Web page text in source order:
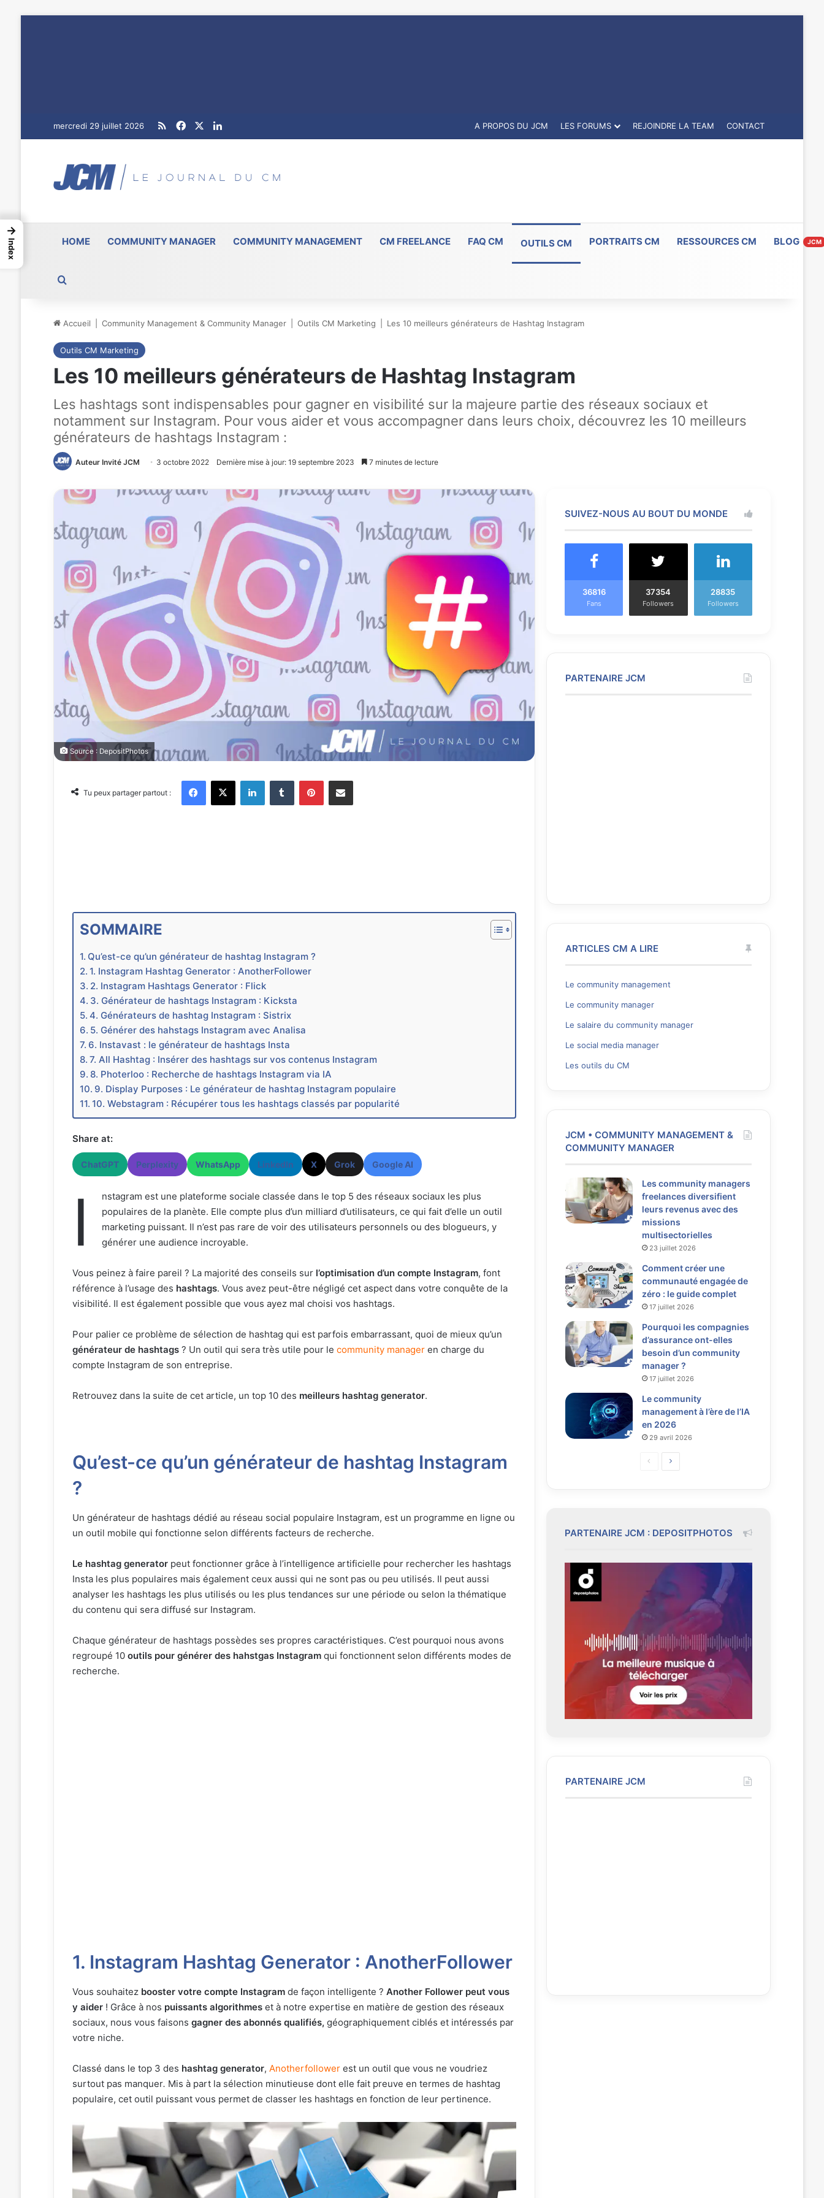
mercredi 29 juillet 2026 RSSFacebookLinkedin A PROPOS DU JCM LES FORUMS REJOINDRE LA TEAM CONTACT
HOME COMMUNITY MANAGER COMMUNITY MANAGEMENT CM FREELANCE FAQ CM OUTILS CM PORTRAITS CM RESSOURCES CM BLOG JCM
Accueil Community Management & Community Manager Outils CM Marketing Les 10 meilleurs générateurs de Hashtag Instagram
Outils CM Marketing
Les 10 meilleurs générateurs de Hashtag Instagram
Les hashtags sont indispensables pour gagner en visibilité sur la majeure partie des réseaux sociaux et
notamment sur Instagram. Pour vous aider et vous accompagner dans leurs choix, découvrez les 10 meilleurs
générateurs de hashtags Instagram :
Auteur Invité JCM 3 octobre 2022 Dernière mise à jour: 19 septembre 2023 7 minutes de lecture
Source : DepositPhotos
Tu peux partager partout :
Facebook X Linkedin Tumblr Pinterest Partager par email
SOMMAIRE
Qu’est-ce qu’un générateur de hashtag Instagram ?
1. Instagram Hashtag Generator : AnotherFollower
2. Instagram Hashtags Generator : Flick
3. Générateur de hashtags Instagram : Kicksta
4. Générateurs de hashtag Instagram : Sistrix
5. Générer des hahstags Instagram avec Analisa
6. Instavast : le générateur de hashtags Insta
7. All Hashtag : Insérer des hashtags sur vos contenus Instagram
8. Photerloo : Recherche de hashtags Instagram via IA
9. Display Purposes : Le générateur de hashtag Instagram populaire
10. Webstagram : Récupérer tous les hashtags classés par popularité
Share at:
ChatGPT Perplexity WhatsApp LinkedIn X Grok Google AI
I
nstagram est une plateforme sociale classée dans le top 5 des réseaux sociaux les plus
populaires de la planète. Elle compte plus d’un milliard d’utilisateurs, ce qui fait d’elle un outil
marketing puissant. Il n’est pas rare de voir des utilisateurs personnels ou des blogueurs, y
générer une audience incroyable.
Vous peinez à faire pareil ? La majorité des conseils sur l’optimisation d’un compte Instagram, font
référence à l’usage des hashtags. Vous avez peut-être négligé cet aspect dans votre conquête de la
visibilité. Il est également possible que vous ayez mal choisi vos hashtags.
Pour palier ce problème de sélection de hashtag qui est parfois embarrassant, quoi de mieux qu’un
générateur de hashtags? Un outil qui sera très utile pour le community manageren charge du
compte Instagram de son entreprise.
Retrouvez dans la suite de cet article, un top 10 des meilleurs hashtag generator.
Qu’est-ce qu’un générateur de hashtag Instagram
?
Un générateur de hashtags dédié au réseau social populaire Instagram, est un programme en ligne ou
un outil mobile qui fonctionne selon différents facteurs de recherche.
Le hashtag generatorpeut fonctionner grâce à l’intelligence artificielle pour rechercher les hashtags
Insta les plus populaires mais également ceux aussi qui ne sont pas ou peu utilisés. Il peut aussi
analyser les hashtags les plus utilisés ou les plus tendances sur une période ou selon la thématique
du contenu qui sera diffusé sur Instagram.
Chaque générateur de hashtags possèdes ses propres caractéristiques. C’est pourquoi nous avons
regroupé 10 outils pour générer des hahstgas Instagramqui fonctionnent selon différents modes de
recherche.
1. Instagram Hashtag Generator : AnotherFollower
Vous souhaitez booster votre compte Instagram de façon intelligente ? Another Follower peut vous
y aider! Grâce à nos puissants algorithmeset à notre expertise en matière de gestion des réseaux
sociaux, nous vous faisons gagner des abonnés qualifiés, géographiquement ciblés et intéressés par
votre niche.
Classé dans le top 3 des hashtag generator, Anotherfollowerest un outil que vous ne voudriez
surtout pas manquer. Mis à part la sélection minutieuse dont elle fait preuve en termes de hashtag
populaire, cet outil puissant vous permet de classer les hashtags en fonction de leur pertinence.
SUIVEZ-NOUS AU BOUT DU MONDE
36816
Fans
37354
Followers
28835
Followers
PARTENAIRE JCM
ARTICLES CM A LIRE
Le community management
Le community manager
Le salaire du community manager
Le social media manager
Les outils du CM
JCM • COMMUNITY MANAGEMENT &
COMMUNITY MANAGER
Les community managers
freelances diversifient
leurs revenus avec des
missions
multisectorielles
23 juillet 2026
Comment créer une
communauté engagée de
zéro : le guide complet
17 juillet 2026
Pourquoi les compagnies
d’assurance ont-elles
besoin d’un community
manager ?
17 juillet 2026
Le community
management à l’ère de l’IA
en 2026
29 avril 2026
p
é
c
e
n
t
e
P
s
i
a
t
e
PARTENAIRE JCM : DEPOSITPHOTOS
PARTENAIRE JCM
→
Index